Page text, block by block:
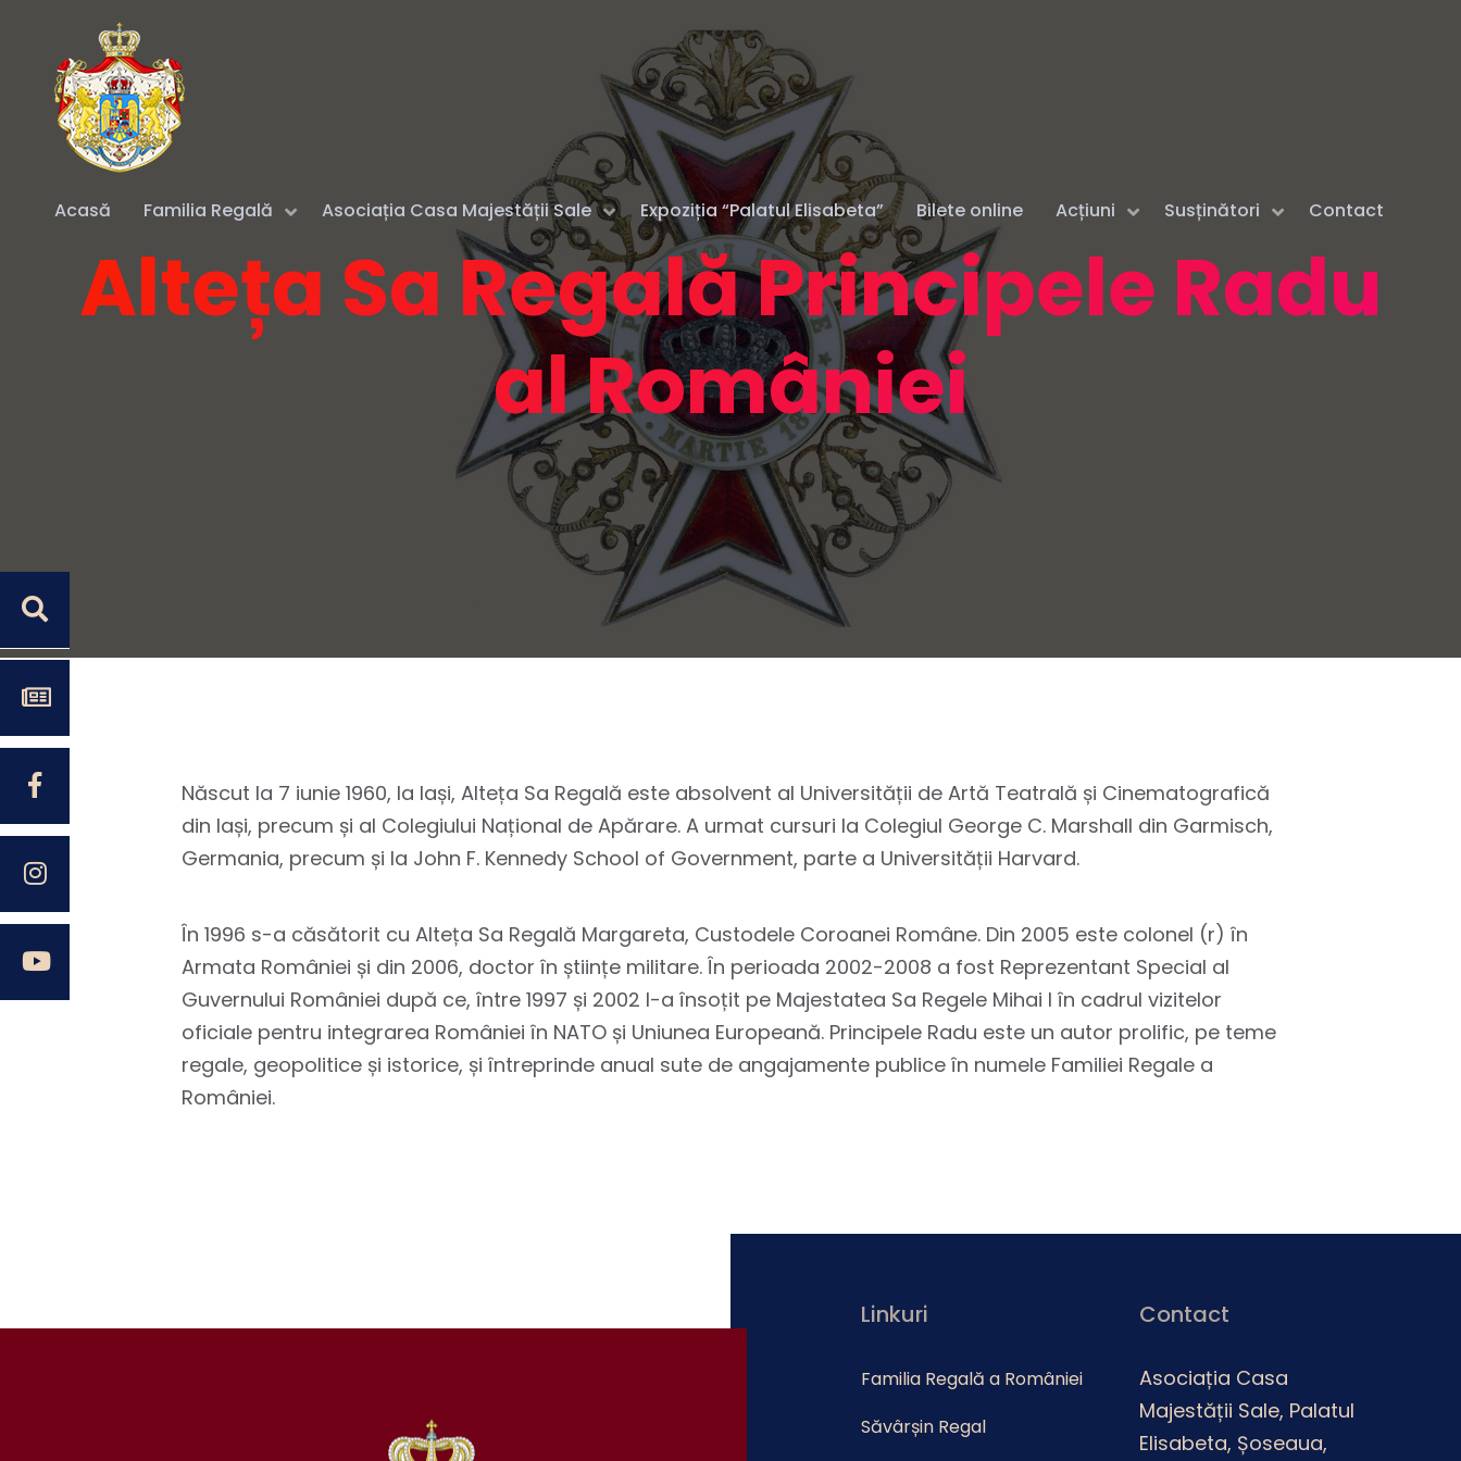
Acasă Familia Regală Asociația Casa Majestății Sale Expoziția “Palatul Elisabeta” Bilete online Acțiuni Susținători Contact
Alteța Sa Regală Principele Radu
al României
Născut la 7 iunie 1960, la Iași, Alteța Sa Regală este absolvent al Universității de Artă Teatrală și Cinematografică
din Iași, precum și al Colegiului Național de Apărare. A urmat cursuri la Colegiul George C. Marshall din Garmisch,
Germania, precum și la John F. Kennedy School of Government, parte a Universității Harvard.
În 1996 s-a căsătorit cu Alteța Sa Regală Margareta, Custodele Coroanei Române. Din 2005 este colonel (r) în
Armata României și din 2006, doctor în științe militare. În perioada 2002-2008 a fost Reprezentant Special al
Guvernului României după ce, între 1997 și 2002 l-a însoțit pe Majestatea Sa Regele Mihai I în cadrul vizitelor
oficiale pentru integrarea României în NATO și Uniunea Europeană. Principele Radu este un autor prolific, pe teme
regale, geopolitice și istorice, și întreprinde anual sute de angajamente publice în numele Familiei Regale a
României.
Linkuri
Familia Regală a României
Săvârșin Regal
Contact
Asociația Casa
Majestății Sale, Palatul
Elisabeta, Șoseaua,